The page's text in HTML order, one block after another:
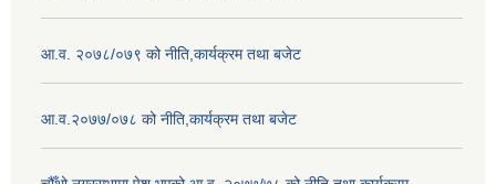
आ.व. २०७८/०७९ को नीति,कार्यक्रम तथा बजेट
आ.व.२०७७/०७८ को नीति,कार्यक्रम तथा बजेट